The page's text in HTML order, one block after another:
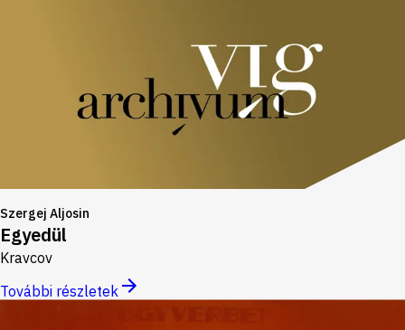
Szergej Aljosin
Egyedül
Kravcov
További részletek